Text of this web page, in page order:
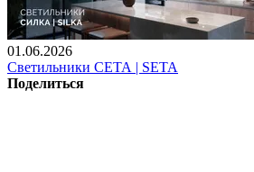
01.06.2026
Светильники СЕТА | SETA
Поделиться